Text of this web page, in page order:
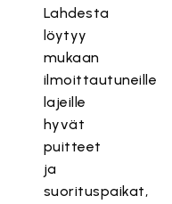
Lahdesta
löytyy
mukaan
ilmoittautuneille
lajeille
hyvät
puitteet
ja
suorituspaikat,